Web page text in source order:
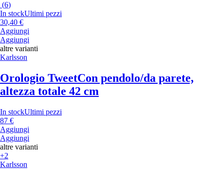
(6)
In stockUltimi pezzi
30,40 €
Aggiungi
Aggiungi
altre varianti
Karlsson
Orologio TweetCon pendolo/da parete,
altezza totale 42 cm
In stockUltimi pezzi
87 €
Aggiungi
Aggiungi
altre varianti
+2
Karlsson